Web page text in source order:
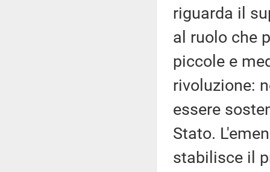
riguarda il
al ruolo che
piccole e
rivoluzione:
essere
Stato.
stabilisce il